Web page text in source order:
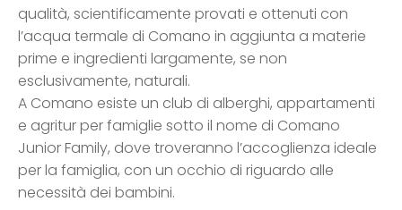
qualità, scientificamente provati e ottenuti con
l’acqua termale di Comano in aggiunta a materie
prime e ingredienti largamente, se non
esclusivamente, naturali.
A Comano esiste un club di alberghi, appartamenti
e agritur per famiglie sotto il nome di Comano
Junior Family, dove troveranno l’accoglienza ideale
per la famiglia, con un occhio di riguardo alle
necessità dei bambini.